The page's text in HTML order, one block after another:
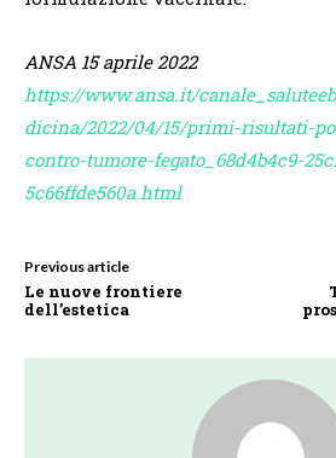
ANSA 15 aprile 2022
https://www.ansa.it/
dicina/2022/04/15/primi-risultati-
contro-tumore-fegato_68d4b4c9-
5c66ffde560a.html
Previous article
Le nuove frontiere
dell’estetica